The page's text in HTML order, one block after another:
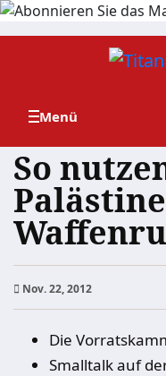
Zum
So
Nov. 22, 2012
Die
Smalltalk auf